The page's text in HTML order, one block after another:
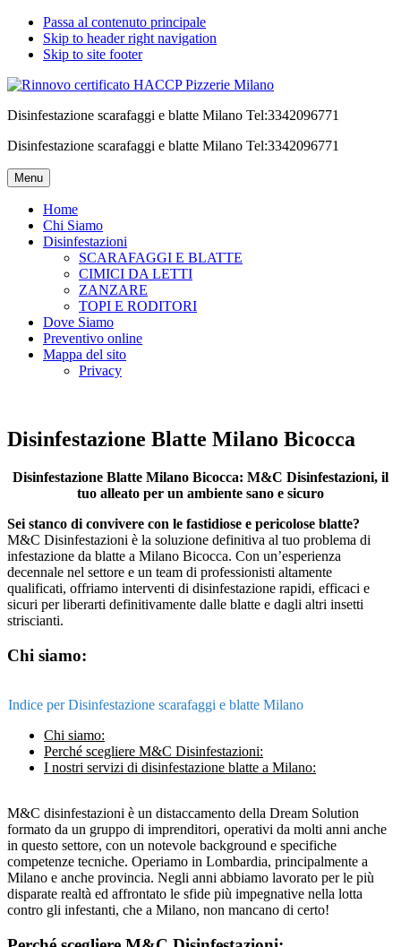
Passa al contenuto principale
Skip to header right navigation
Skip to site footer
Disinfestazione scarafaggi e blatte Milano Tel:3342096771
Disinfestazione scarafaggi e blatte Milano Tel:3342096771
Menu
Home
Chi Siamo
Disinfestazioni
SCARAFAGGI E BLATTE
CIMICI DA LETTI
ZANZARE
TOPI E RODITORI
Dove Siamo
Preventivo online
Mappa del sito
Privacy
Disinfestazione Blatte Milano Bicocca
Disinfestazione Blatte Milano Bicocca: M&C Disinfestazioni, il
tuo alleato per un ambiente sano e sicuro
Sei stanco di convivere con le fastidiose e pericolose blatte?
M&C Disinfestazioni è la soluzione definitiva al tuo problema di
infestazione da blatte a Milano Bicocca. Con un’esperienza
decennale nel settore e un team di professionisti altamente
qualificati, offriamo interventi di disinfestazione rapidi, efficaci e
sicuri per liberarti definitivamente dalle blatte e dagli altri insetti
striscianti.
Chi siamo:
Indice per Disinfestazione scarafaggi e blatte Milano
Chi siamo:
Perché scegliere M&C Disinfestazioni:
I nostri servizi di disinfestazione blatte a Milano:
M&C disinfestazioni è un distaccamento della Dream Solution
formato da un gruppo di imprenditori, operativi da molti anni anche
in questo settore, con un notevole background e specifiche
competenze tecniche. Operiamo in Lombardia, principalmente a
Milano e anche provincia. Negli anni abbiamo lavorato per le più
disparate realtà ed affrontato le sfide più impegnative nella lotta
contro gli infestanti, che a Milano, non mancano di certo!